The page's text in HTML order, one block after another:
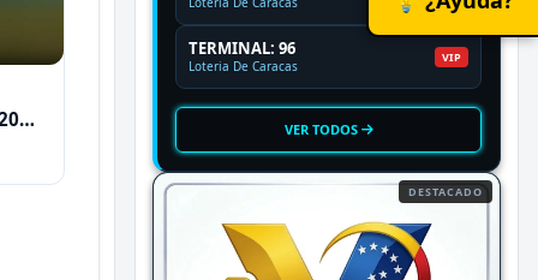
TERMINAL: 96
Loteria De Caracas
VIP
VER TODOS
DESTACADO